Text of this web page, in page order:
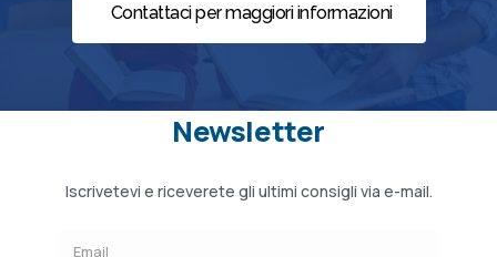
Contattaci per maggiori informazioni
Newsletter
Iscrivetevi e riceverete gli ultimi consigli via e-mail.